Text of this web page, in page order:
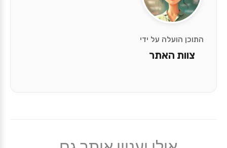
התוכן הועלה על ידי
צוות האתר